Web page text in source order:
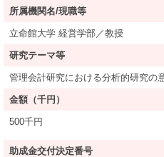
所属機関名/現職等
立命館大学 経営学部／教授
研究テーマ等
管理会計研究における分析的研究の
金額（千円）
500千円
助成金交付決定番号